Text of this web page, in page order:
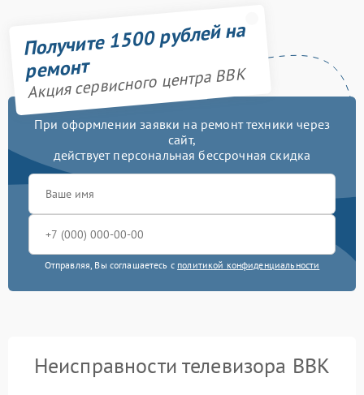
Получите 1500 рублей на
ремонт
Акция сервисного центра BBK
При оформлении заявки на ремонт техники через
сайт,
действует персональная бессрочная скидка
Отправляя, Вы соглашаетесь с политикой конфиденциальности
Неисправности телевизора BBK